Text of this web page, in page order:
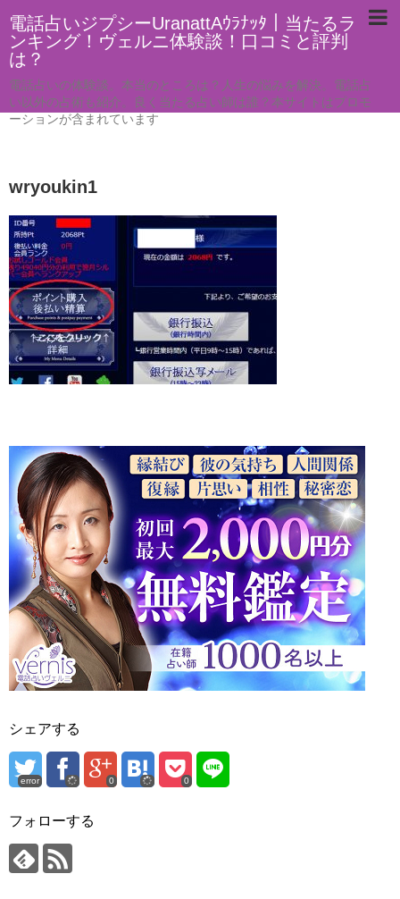
電話占いジプシーUranattAｳﾗﾅｯﾀ｜当たるラ
ンキング！ヴェルニ体験談！口コミと評判
は？
電話占いの体験談。本当のところは？人生の悩みを解決。電話占
い以外の占術も紹介。良く当たる占い師は誰？本サイトはプロモ
ーションが含まれています
wryoukin1
シェアする
error 0 0
フォローする